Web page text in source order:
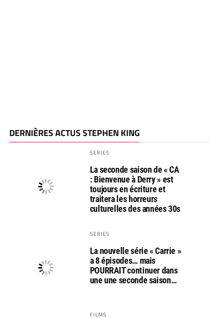
DERNIÈRES ACTUS STEPHEN KING
SERIES
La seconde saison de « CA
: Bienvenue à Derry » est
toujours en écriture et
traitera les horreurs
culturelles des années 30s
SERIES
La nouvelle série « Carrie »
a 8 épisodes… mais
POURRAIT continuer dans
une une seconde saison…
FILMS